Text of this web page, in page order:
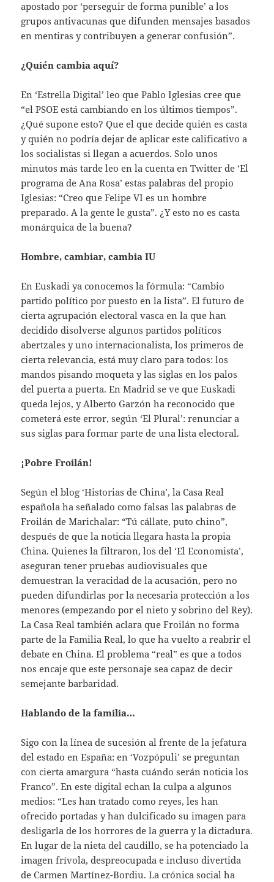
apostado por ‘perseguir de forma punible’ a los
grupos antivacunas que difunden mensajes basados
en mentiras y contribuyen a generar confusión”.
¿Quién cambia aquí?
En ‘Estrella Digital’ leo que Pablo Iglesias cree que
“el PSOE está cambiando en los últimos tiempos”.
¿Qué supone esto? Que el que decide quién es casta
y quién no podría dejar de aplicar este calificativo a
los socialistas si llegan a acuerdos. Solo unos
minutos más tarde leo en la cuenta en Twitter de ‘El
programa de Ana Rosa’ estas palabras del propio
Iglesias: “Creo que Felipe VI es un hombre
preparado. A la gente le gusta”. ¿Y esto no es casta
monárquica de la buena?
Hombre, cambiar, cambia IU
En Euskadi ya conocemos la fórmula: “Cambio
partido político por puesto en la lista”. El futuro de
cierta agrupación electoral vasca en la que han
decidido disolverse algunos partidos políticos
abertzales y uno internacionalista, los primeros de
cierta relevancia, está muy claro para todos: los
mandos pisando moqueta y las siglas en los palos
del puerta a puerta. En Madrid se ve que Euskadi
queda lejos, y Alberto Garzón ha reconocido que
cometerá este error, según ‘El Plural’: renunciar a
sus siglas para formar parte de una lista electoral.
¡Pobre Froilán!
Según el blog ‘Historias de China’, la Casa Real
española ha señalado como falsas las palabras de
Froilán de Marichalar: “Tú cállate, puto chino”,
después de que la noticia llegara hasta la propia
China. Quienes la filtraron, los del ‘El Economista’,
aseguran tener pruebas audiovisuales que
demuestran la veracidad de la acusación, pero no
pueden difundirlas por la necesaria protección a los
menores (empezando por el nieto y sobrino del Rey).
La Casa Real también aclara que Froilán no forma
parte de la Familia Real, lo que ha vuelto a reabrir el
debate en China. El problema “real” es que a todos
nos encaje que este personaje sea capaz de decir
semejante barbaridad.
Hablando de la familia…
Sigo con la línea de sucesión al frente de la jefatura
del estado en España: en ‘Vozpópuli’ se preguntan
con cierta amargura “hasta cuándo serán noticia los
Franco”. En este digital echan la culpa a algunos
medios: “Les han tratado como reyes, les han
ofrecido portadas y han dulcificado su imagen para
desligarla de los horrores de la guerra y la dictadura.
En lugar de la nieta del caudillo, se ha potenciado la
imagen frívola, despreocupada e incluso divertida
de Carmen Martínez-Bordiu. La crónica social ha